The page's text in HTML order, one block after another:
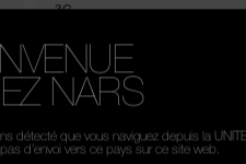
3G
NARS
détecté que vous naviguez depuis la
d’envoi vers ce pays sur ce site web.